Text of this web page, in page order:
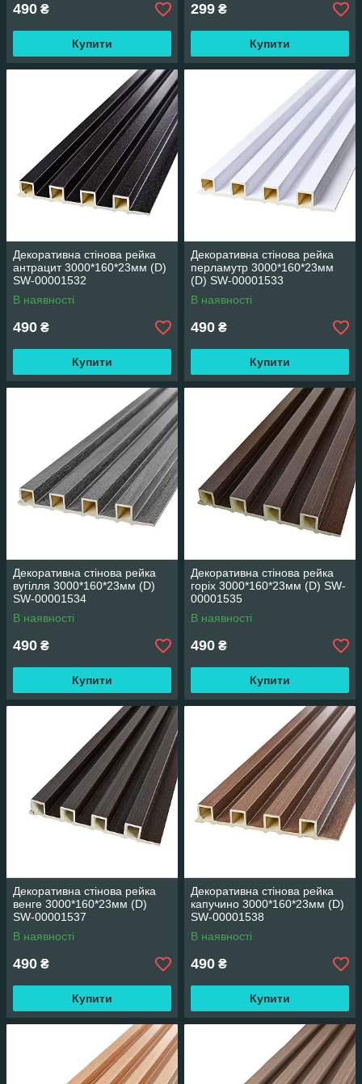
490 ₴
Купити
299 ₴
Купити
Декоративна стінова рейка
антрацит 3000*160*23мм (D)
SW-00001532
В наявності
490 ₴
Купити
Декоративна стінова рейка
перламутр 3000*160*23мм
(D) SW-00001533
В наявності
490 ₴
Купити
Декоративна стінова рейка
вугілля 3000*160*23мм (D)
SW-00001534
В наявності
490 ₴
Купити
Декоративна стінова рейка
горіх 3000*160*23мм (D) SW-
00001535
В наявності
490 ₴
Купити
Декоративна стінова рейка
венге 3000*160*23мм (D)
SW-00001537
В наявності
490 ₴
Купити
Декоративна стінова рейка
капучино 3000*160*23мм (D)
SW-00001538
В наявності
490 ₴
Купити